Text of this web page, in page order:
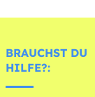
BRAUCHST DU
HILFE?: